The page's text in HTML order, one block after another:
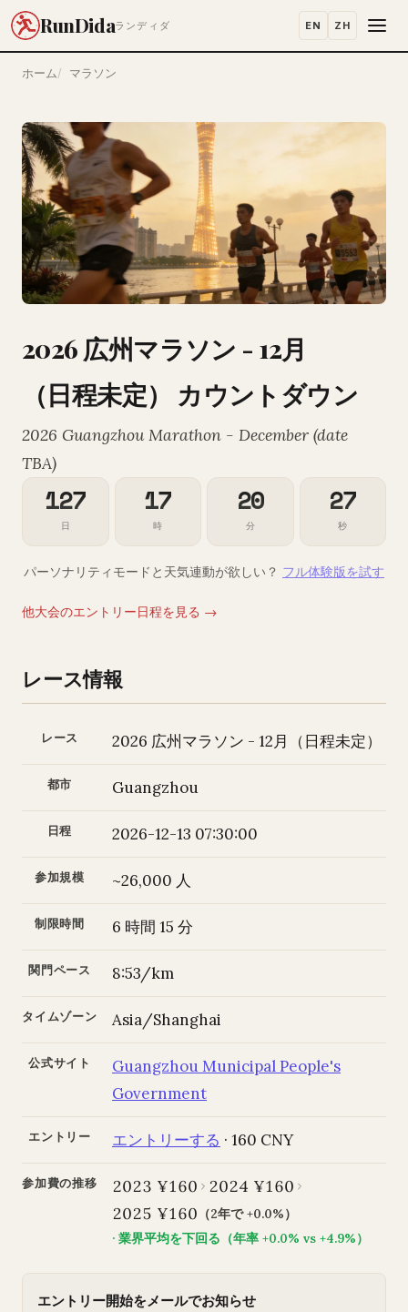
RunDidaランディダ EN ZH
ホーム マラソン
2026 広州マラソン - 12月
（日程未定） カウントダウン
2026 Guangzhou Marathon - December (date
TBA)
127
日
17
時
20
分
26
秒
パーソナリティモードと天気連動が欲しい？ フル体験版を試す
他大会のエントリー日程を見る →
レース情報
レース 2026 広州マラソン - 12月（日程未定）
都市 Guangzhou
日程 2026-12-13 07:30:00
参加規模 ~26,000 人
制限時間 6 時間 15 分
関門ペース 8:53/km
タイムゾーン Asia/Shanghai
公式サイト
Guangzhou Municipal People's
Government
エントリー エントリーする · 160 CNY
参加費の推移 2023 ¥160
2024 ¥160
2025 ¥160 （2年で +0.0%）
· 業界平均を下回る（年率 +0.0% vs +4.9%）
エントリー開始をメールでお知らせ